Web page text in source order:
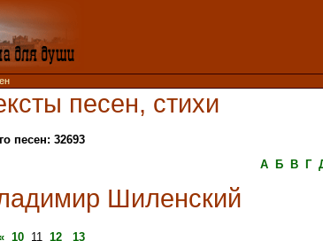
песен, стихи
песен: 32693
А
Б В Г
Шиленский
10 11 12
13